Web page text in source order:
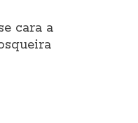
cara a